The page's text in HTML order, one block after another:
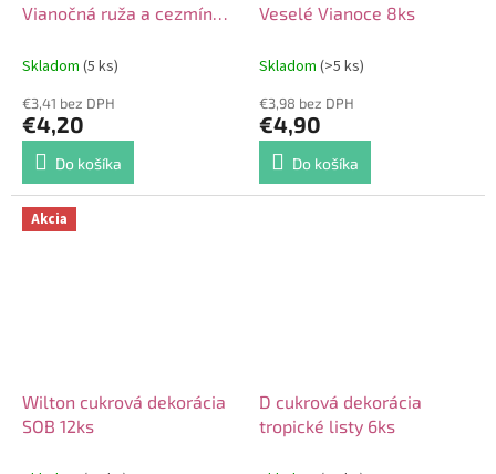
Vianočná ruža a cezmína
Skladom (5 ks)
€3,41 bez DPH
€4,20
Do košíka
Veselé Vianoce 8ks
Skladom (>5 ks)
€3,98 bez DPH
€4,90
Do košíka
Akcia
Wilton cukrová dekorácia
SOB 12ks
D cukrová dekorácia
tropické listy 6ks